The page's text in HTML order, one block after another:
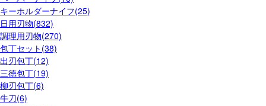
キーホルダーナイフ(25)
日用刃物(832)
調理用刃物(270)
包丁セット(38)
出刃包丁(12)
三徳包丁(19)
柳刃包丁(6)
牛刀(6)